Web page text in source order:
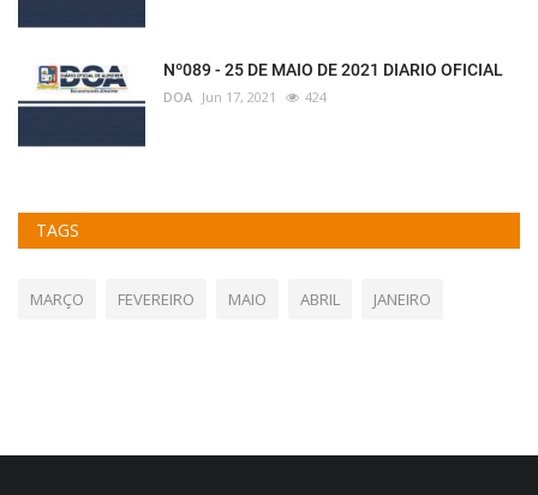
Nº089 - 25 DE MAIO DE 2021 DIARIO OFICIAL
DOA Jun 17, 2021 424
TAGS
MARÇO FEVEREIRO MAIO ABRIL JANEIRO